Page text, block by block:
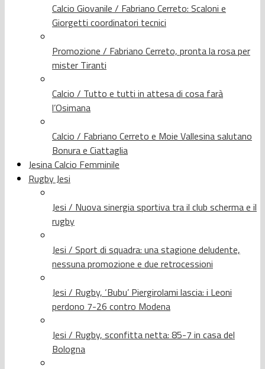
Calcio Giovanile / Fabriano Cerreto: Scaloni e
Giorgetti coordinatori tecnici
Promozione / Fabriano Cerreto, pronta la rosa per
mister Tiranti
Calcio / Tutto e tutti in attesa di cosa farà
l’Osimana
Calcio / Fabriano Cerreto e Moie Vallesina salutano
Bonura e Ciattaglia
Jesina Calcio Femminile
Rugby Jesi
Jesi / Nuova sinergia sportiva tra il club scherma e il
rugby
Jesi / Sport di squadra: una stagione deludente,
nessuna promozione e due retrocessioni
Jesi / Rugby, ‘Bubu’ Piergirolami lascia: i Leoni
perdono 7-26 contro Modena
Jesi / Rugby, sconfitta netta: 85-7 in casa del
Bologna